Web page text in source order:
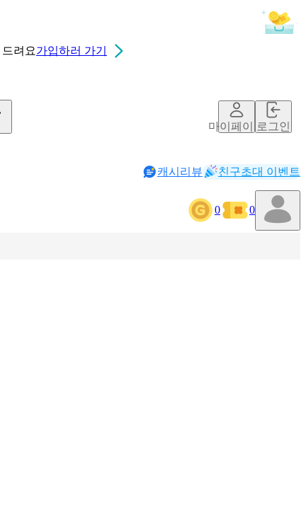
드려요가입하러 가기
마이페이지로그인
캐시리뷰 친구초대 이벤트
0 0